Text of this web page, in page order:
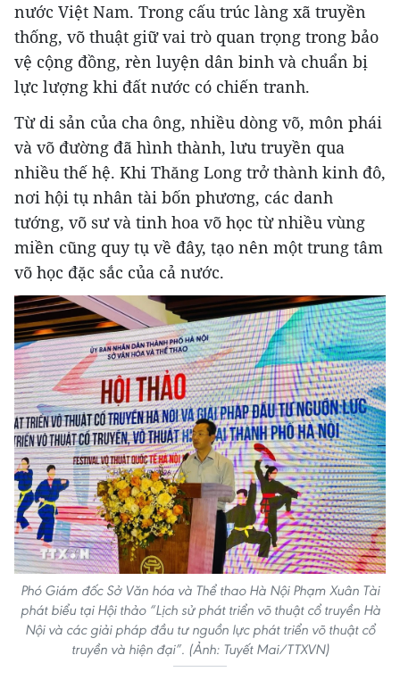
nước Việt Nam. Trong cấu trúc làng xã truyền
thống, võ thuật giữ vai trò quan trọng trong bảo
vệ cộng đồng, rèn luyện dân binh và chuẩn bị
lực lượng khi đất nước có chiến tranh.
Từ di sản của cha ông, nhiều dòng võ, môn phái
và võ đường đã hình thành, lưu truyền qua
nhiều thế hệ. Khi Thăng Long trở thành kinh đô,
nơi hội tụ nhân tài bốn phương, các danh
tướng, võ sư và tinh hoa võ học từ nhiều vùng
miền cũng quy tụ về đây, tạo nên một trung tâm
võ học đặc sắc của cả nước.
Phó Giám đốc Sở Văn hóa và Thể thao Hà Nội Phạm Xuân Tài
phát biểu tại Hội thảo “Lịch sử phát triển võ thuật cổ truyền Hà
Nội và các giải pháp đầu tư nguồn lực phát triển võ thuật cổ
truyền và hiện đại”. (Ảnh: Tuyết Mai/TTXVN)